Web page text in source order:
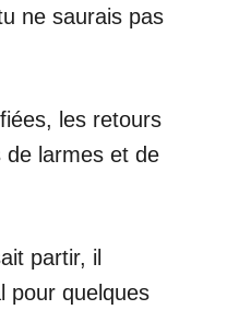
ne saurais pas
les retours
de larmes et de
partir, il
pour quelques